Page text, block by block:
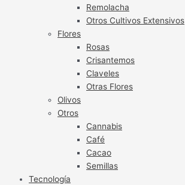
Remolacha
Otros Cultivos Extensivos
Flores
Rosas
Crisantemos
Claveles
Otras Flores
Olivos
Otros
Cannabis
Café
Cacao
Semillas
Tecnología